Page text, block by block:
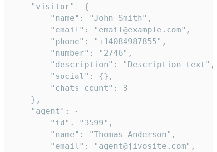
    "visitor": {
        "name": "John Smith",
        "email": "email@example.com",
        "phone": "+14084987855",
        "number": "2746",
        "description": "Description text",
        "social": {},
        "chats_count": 8
    },
    "agent": {
        "id": "3599",
        "name": "Thomas Anderson",
        "email": "agent@jivosite.com",